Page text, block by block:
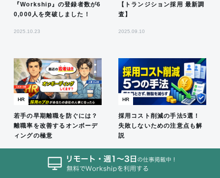
『Workship』の登録者数が6
0,000人を突破しました！
2025.10.23
【トランジション採用 最新調
査】
2025.09.10
HR
若手の早期離職を防ぐには？
離職率を改善するオンボーデ
ィングの極意
HR
採用コスト削減の手法5選！
失敗しないための注意点も解
説